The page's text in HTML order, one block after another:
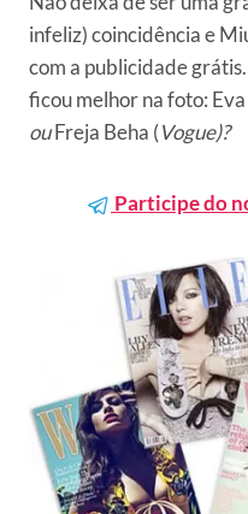
infeliz) coincidência e
com a publicidade
ficou melhor na foto:
ouFreja Beha (Vogue)?
Participe do